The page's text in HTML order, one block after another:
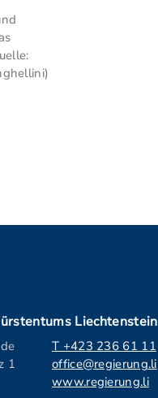
Liechtenstein
1
T +423 236 61 11
office@regierung.li
www.regierung.li